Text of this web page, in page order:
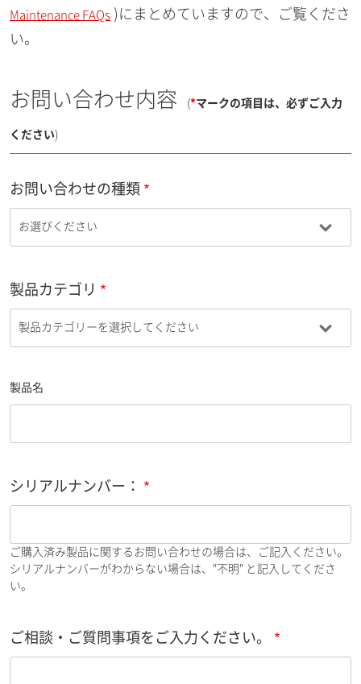
Maintenance FAQs )にまとめていますので、ご覧くださ
い。
お問い合わせ内容 (*マークの項目は、必ずご入力
ください)
お問い合わせの種類
製品カテゴリ
製品名
シリアルナンバー：
ご購入済み製品に関するお問い合わせの場合は、ご記入ください。
シリアルナンバーがわからない場合は、"不明" と記入してくださ
い。
ご相談・ご質問事項をご入力ください。